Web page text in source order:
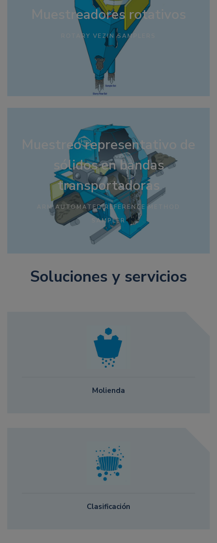
Muestreadores rotativos
ROTARY VEZIN SAMPLERS
Muestreo representativo de
sólidos en bandas
transportadoras
ARM AUTOMATED REFERENCE METHOD
SAMPLER
Soluciones y servicios
Molienda
Clasificación